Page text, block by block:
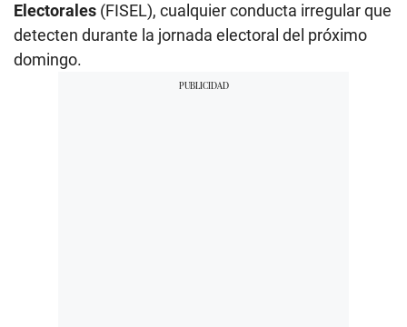
Electorales (FISEL), cualquier conducta irregular que
detecten durante la jornada electoral del próximo
domingo.